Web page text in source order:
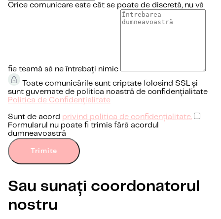
Orice comunicare este cât se poate de discretă, nu vă
fie teamă să ne întrebați nimic
Toate comunicările sunt criptate folosind SSL și
sunt guvernate de politica noastră de confidențialitate
Politica de Confidențialitate
Sunt de acord privind politica de confidențialitate.
Formularul nu poate fi trimis fără acordul
dumneavoastră
Trimite
Sau sunați coordonatorul
nostru